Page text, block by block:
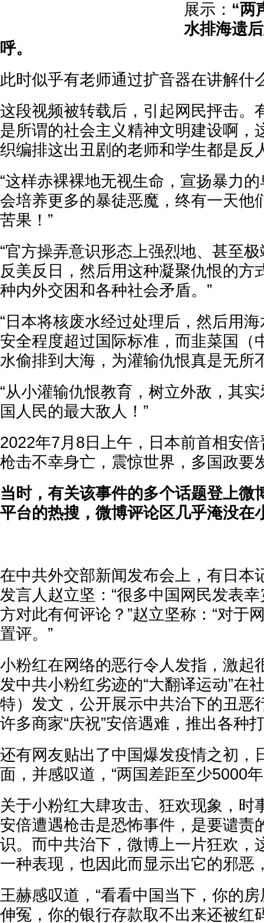
展示： “两
水排海遗
呼。
此时似乎有老师通过扩音器在讲解什
这段视频被转载后，引起网民抨击。
是所谓的社会主义精神文明建设啊，
织编排这出丑剧的老师和学生都是反
“这样赤裸裸地无视生命，宣扬暴力
会培养更多的暴徒恶魔，终有一天他
苦果！”
“官方操弄意识形态上强烈地、甚至
反美反日，然后用这种凝聚仇恨的方
种内外交困和各种社会矛盾。”
“日本将核废水经过处理后，然后用
安全程度超过国际标准，而韭菜国（
水偷排到大海，为灌输仇恨真是无所
“从小灌输仇恨教育，树立外敌，其
国人民的最大敌人！”
2022年7月8日上午，日本前首相安
枪击不幸身亡，震惊世界，多国政要
当时，有关该事件的多个话题登上微
平台的热搜，微博评论区几乎淹没在
在中共外交部新闻发布会上，有日本
发言人赵立坚：“很多中国网民发表
方对此有何评论？”赵立坚称：“对于
置评。”
小粉红在网络的恶行令人发指，激起
发中共小粉红劣迹的“大翻译运动”在
特）发文，公开展示中共治下的丑恶
许多商家“庆祝”安倍遇难，推出各种
还有网友贴出了中国爆发疫情之初，
面，并感叹道，“两国差距至少5000
关于小粉红大肆攻击、狂欢现象，时
安倍遭遇枪击是恐怖事件，是要谴责
识。而中共治下，微博上一片狂欢，
一种表现，也因此而显示出它的邪恶
王赫感叹道，“看看中国当下，你的
伸冤，你的银行存款取不出来还被红